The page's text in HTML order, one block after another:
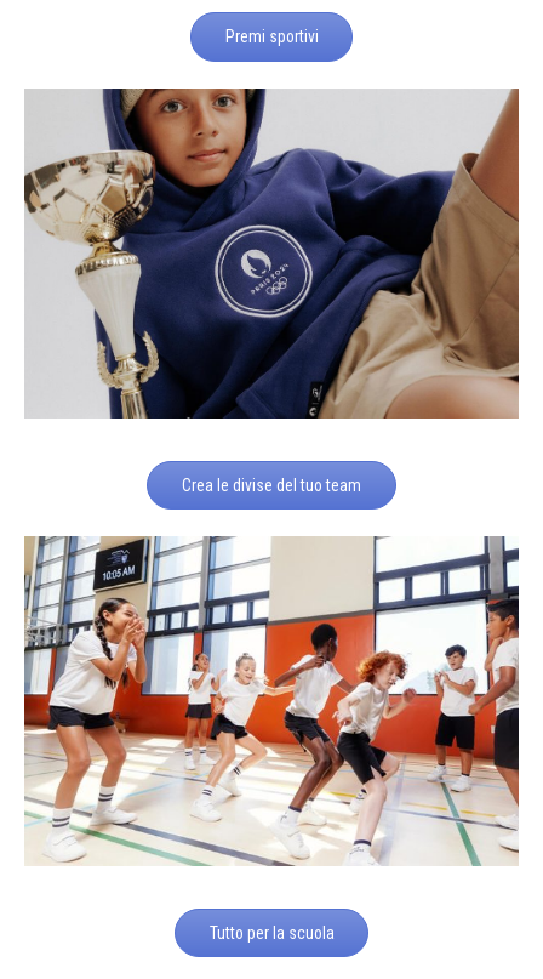
Premi sportivi
Crea le divise del tuo team
Tutto per la scuola